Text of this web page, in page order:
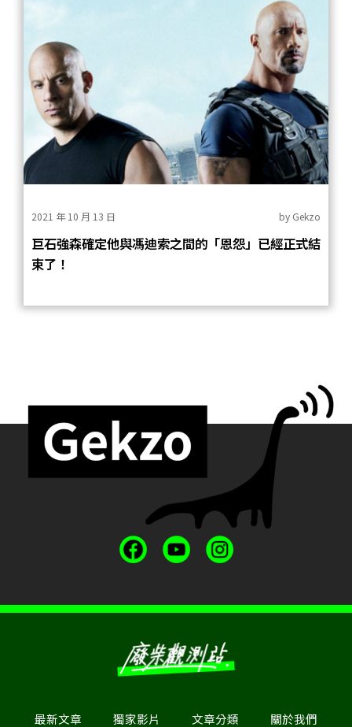
2021 年 10 月 13 日 by Gekzo
巨石強森確定他與馮迪索之間的「恩怨」已經正式結
束了！
最新文章 獨家影片 文章分類 關於我們